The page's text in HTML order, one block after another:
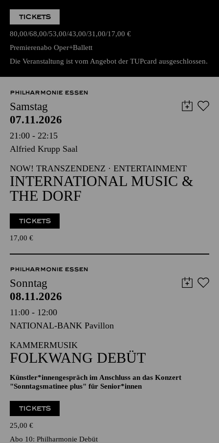
Rang
18:15 Einführung
TICKETS
80,00 68,00 53,00 43,00 31,00 17,00€
Premierenabo Oper+Ballett
Die Veranstaltung ist vom Angebot der TUPcard ausgeschlossen.
PHILHARMONIE ESSEN
Samstag
07.11.2026
21:00 - 22:15
Alfried Krupp Saal
NOW! TRANSZENDENZ · ENTERTAINMENT
INTERNATIONAL MUSIC &
THE DORF
17,00€
PHILHARMONIE ESSEN
Sonntag
08.11.2026
11:00 - 12:00
NATIONAL-BANK Pavillon
KAMMERMUSIK
FOLKWANG DEBÜT
Künstler*innengespräch im Anschluss an das Konzert
"Sonntagsmatinee plus" für Senior*innen
TICKETS